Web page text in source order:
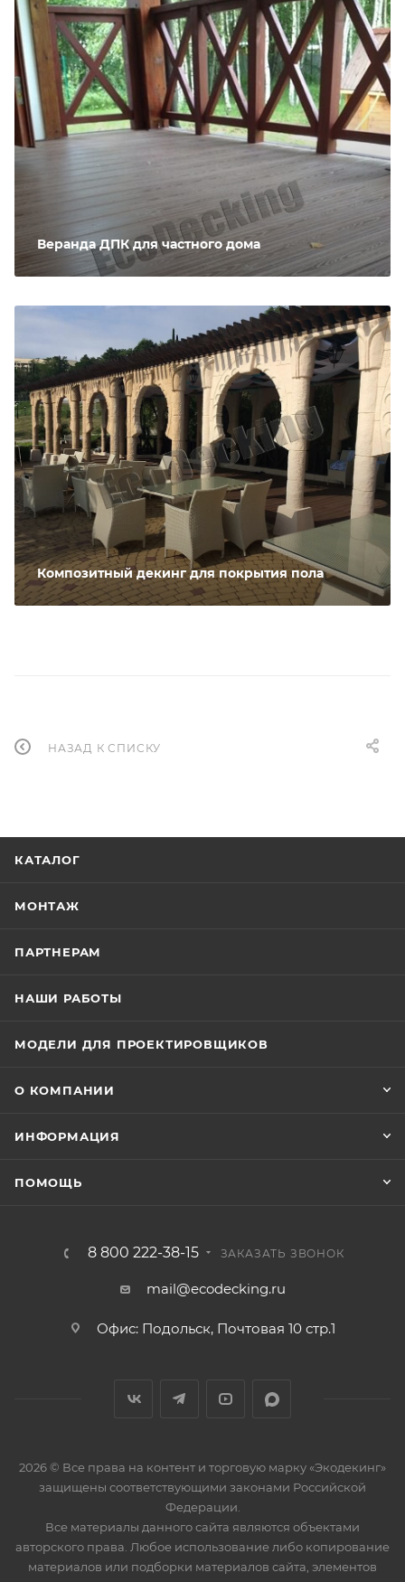
Веранда ДПК для частного дома
Композитный декинг для покрытия пола
НАЗАД К СПИСКУ
КАТАЛОГ
МОНТАЖ
ПАРТНЕРАМ
НАШИ РАБОТЫ
МОДЕЛИ ДЛЯ ПРОЕКТИРОВЩИКОВ
О КОМПАНИИ
ИНФОРМАЦИЯ
ПОМОЩЬ
8 800 222-38-15 ЗАКАЗАТЬ ЗВОНОК
mail@ecodecking.ru
Офис: Подольск, Почтовая 10 стр.1
2026 © Все права на контент и торговую марку «Экодекинг»
защищены соответствующими законами Российской
Федерации.
Все материалы данного сайта являются объектами
авторского права. Любое использование либо копирование
материалов или подборки материалов сайта, элементов